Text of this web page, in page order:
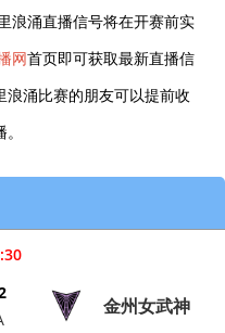
浪涌直播信号将在开赛前实
网首页即可获取最新直播信
浪涌比赛的朋友可以提前收
金州女武神